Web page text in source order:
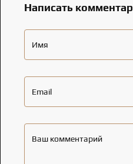
Написать
Имя
Email
Ваш комментарий